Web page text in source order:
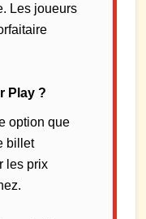
Les joueurs
Play ?
option que
billet
les prix